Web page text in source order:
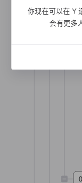
你现在可以在 Y
会有更多